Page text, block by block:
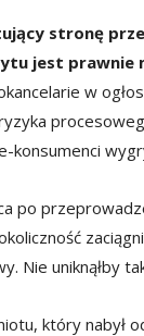
stronę
jest prawnie
w
Nie uniknąłby
który nabył